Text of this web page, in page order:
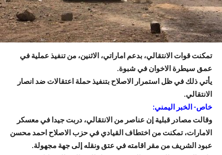
تمكنت قوات الانتقالي، بدعم اماراتي، الاثنين، من تنفيذ عملية في
عمق سيطرة الاخوان في شبوة.
يأتي ذلك في ظل استمرار الاصلاح بتنفيذ حملة اعتقالات ضد انصار
الانتقالي.
خاص- الخبر اليمني:
وقالت مصادر قبلية إن عناصر من الانتقالي، دربت جيدا في معسكر
الامارات، تمكنت من اختطاف القيادي في حزب الاصلاح احمد محسن
عبود الشريف من مقر اقامته في عتق ونقله إلى جهة مجهولة.